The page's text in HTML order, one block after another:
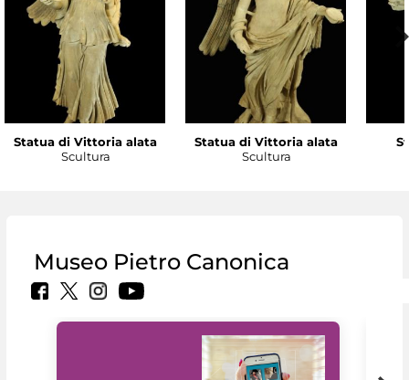
Statua di Vittoria alata
Scultura
Statua di Vittoria alata
Scultura
Museo Pietro Canonica